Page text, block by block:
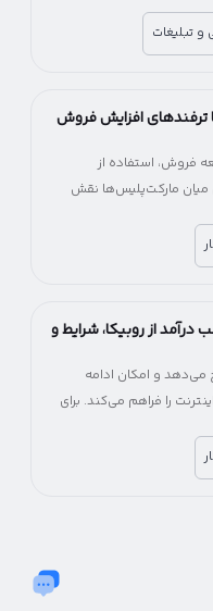
آخرش هم می‌مانید بین
است.
و تبلیغات
تا صد فروش در ترب؛ آموزش ۱۲ تا ترفندهای افزایش فروش
فروش، استفاده از
میان مارکت‌پلیس‌ها نقش
از روبیکا، شرایط و
می‌دهد و امکان ادامه
را فراهم می‌کند. برای